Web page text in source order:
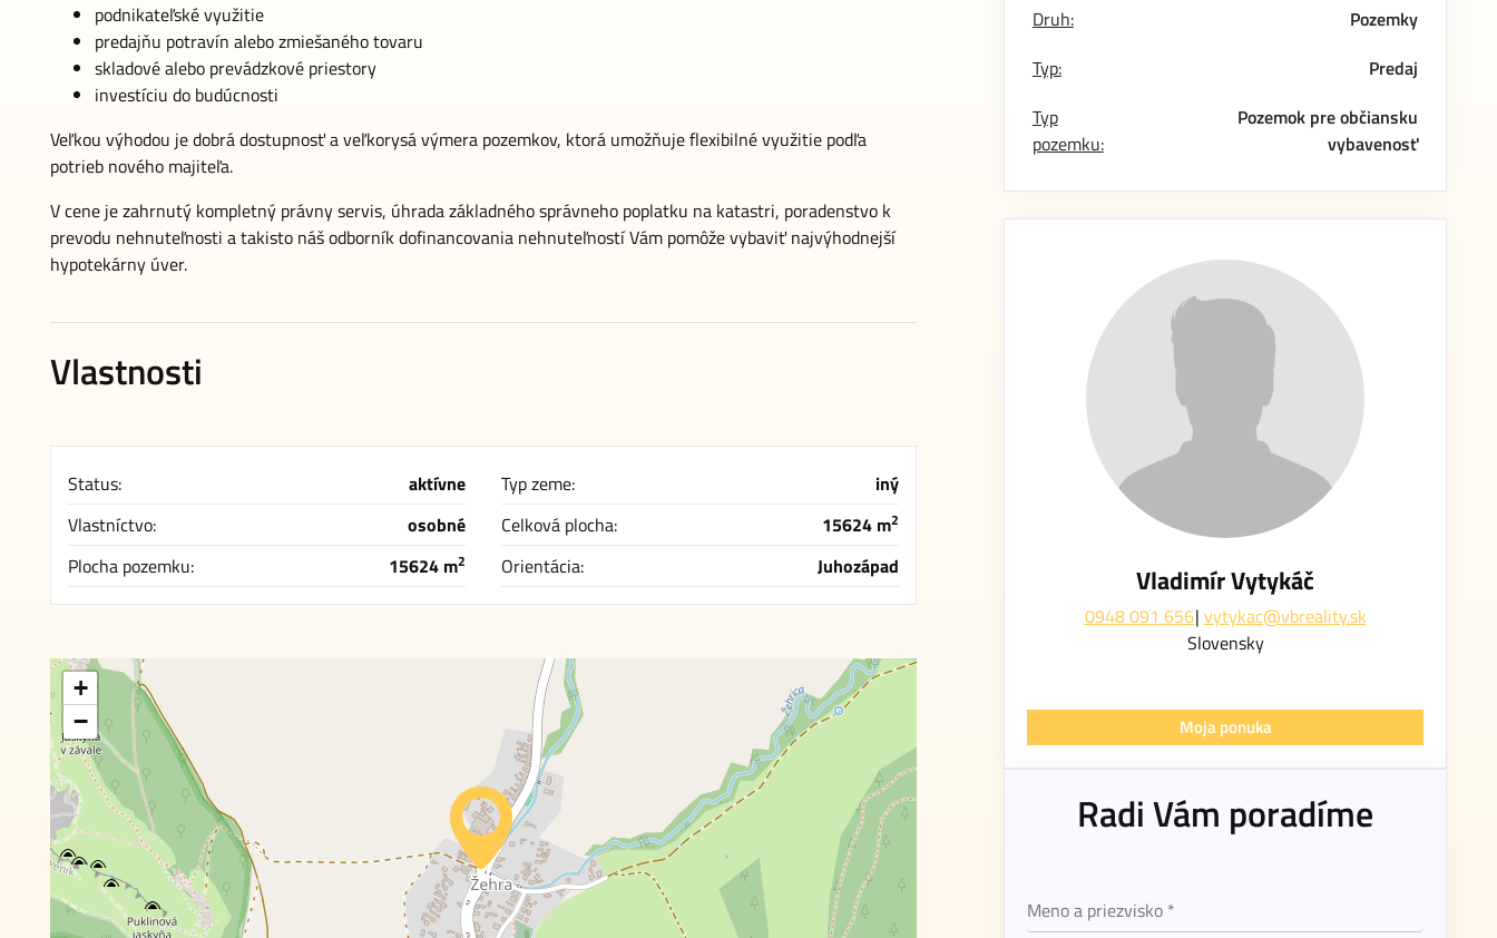
podnikateľské využitie
predajňu potravín alebo zmiešaného tovaru
skladové alebo prevádzkové priestory
investíciu do budúcnosti
Veľkou výhodou je dobrá dostupnosť a veľkorysá výmera pozemkov, ktorá umožňuje flexibilné využitie podľa
potrieb nového majiteľa.
V cene je zahrnutý kompletný právny servis, úhrada základného správneho poplatku na katastri, poradenstvo k
prevodu nehnuteľnosti a takisto náš odborník dofinancovania nehnuteľností Vám pomôže vybaviť najvýhodnejší
hypotekárny úver.
Vlastnosti
Status:
aktívne
Vlastníctvo:
osobné
Plocha pozemku:
15624 m2
Typ zeme:
iný
Celková plocha:
15624 m2
Orientácia: Juhozápad
+
−
Druh:
Pozemky
Typ:
Predaj
Typ
pozemku:
Pozemok pre občiansku
vybavenosť
Vladimír Vytykáč
0948 091 656 vytykac@vbreality.sk
Slovensky
Moja ponuka
Radi Vám poradíme